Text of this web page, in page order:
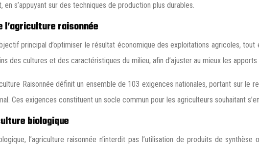
en s’appuyant sur des techniques de production plus durables.
raisonnée
principal d’optimiser le résultat économique des exploitations agricoles,
des cultures et des caractéristiques du milieu, afin d’ajuster au mieux les
Raisonnée définit un ensemble de 103 exigences nationales, portant sur le
Ces exigences constituent un socle commun pour les agriculteurs souhaitant
biologique
l’agriculture raisonnée n’interdit pas l’utilisation de produits de